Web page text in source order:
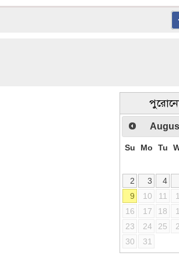
Su Mo Tu
2
3 4
9
10 11
16
17 18
23
24 25
30
31